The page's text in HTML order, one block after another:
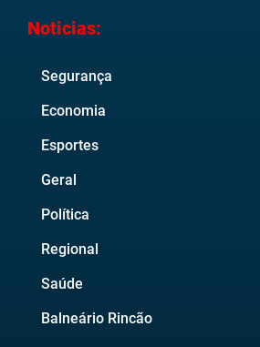
Noticias:
Segurança
Economia
Esportes
Geral
Política
Regional
Saúde
Balneário Rincão